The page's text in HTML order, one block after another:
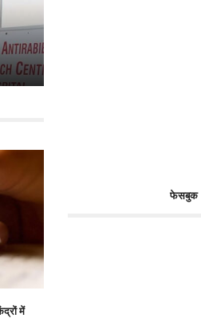
में
फेसबुक